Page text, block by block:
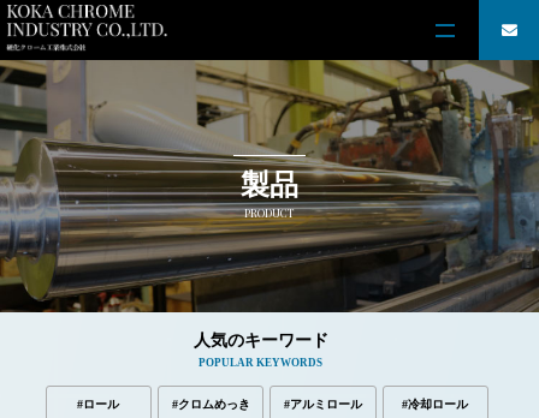
製品
PRODUCT
人気のキーワード
POPULAR KEYWORDS
#ロール #クロムめっき #アルミロール #冷却ロール